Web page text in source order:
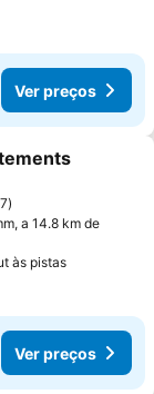
Ver preços
favoritos
a 14.8 km de
às pistasVer
Ver preços